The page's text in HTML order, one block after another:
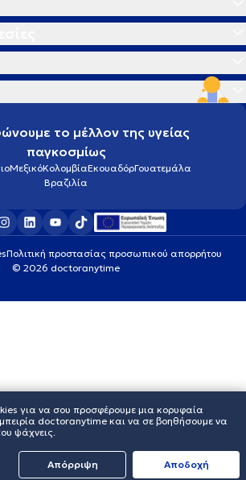
το μέλλον της υγείας
παγκοσμίως
ΜεξικόΚολομβίαΕκουαδόρΓουατεμάλα
Βραζιλία
Πολιτική προστασίας προσωπικού απορρήτου
© 2026 doctoranytime
για να σου προσφέρουμε μια κορυφαία
doctoranytime και να σε βοηθήσουμε να
ψάχνεις.
Απόρριψη Aποδοχή